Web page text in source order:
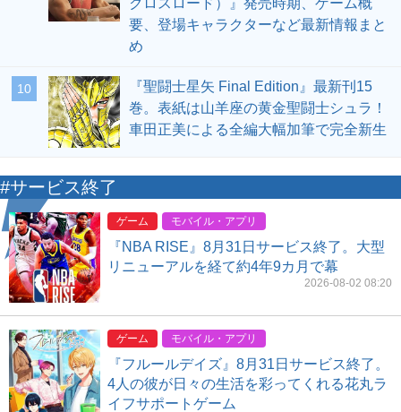
要、登場キャラクターなど最新情報まと
め
10
『聖闘士星矢 Final Edition』最新刊15
巻。表紙は山羊座の黄金聖闘士シュラ！
車田正美による全編大幅加筆で完全新生
#サービス終了
ゲーム モバイル・アプリ
『NBA RISE』8月31日サービス終了。大型
リニューアルを経て約4年9カ月で幕
2026-08-02 08:20
ゲーム モバイル・アプリ
『フルールデイズ』8月31日サービス終了。
4人の彼が日々の生活を彩ってくれる花丸ラ
イフサポートゲーム